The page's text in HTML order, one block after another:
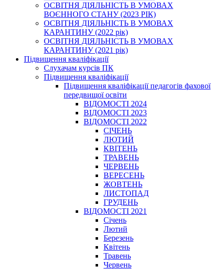
ОСВІТНЯ ДІЯЛЬНІСТЬ В УМОВАХ
ВОЄННОГО СТАНУ (2023 РІК)
ОСВІТНЯ ДІЯЛЬНІСТЬ В УМОВАХ
КАРАНТИНУ (2022 рік)
ОСВІТНЯ ДІЯЛЬНІСТЬ В УМОВАХ
КАРАНТИНУ (2021 рік)
Підвищення кваліфікації
Слухачам курсів ПК
Підвищення кваліфікації
Підвищення кваліфікації педагогів фахової
передвищої освіти
ВІДОМОСТІ 2024
ВІДОМОСТІ 2023
ВІДОМОСТІ 2022
СІЧЕНЬ
ЛЮТИЙ
КВІТЕНЬ
ТРАВЕНЬ
ЧЕРВЕНЬ
ВЕРЕСЕНЬ
ЖОВТЕНЬ
ЛИСТОПАД
ГРУДЕНЬ
ВІДОМОСТІ 2021
Січень
Лютий
Березень
Квітень
Травень
Червень